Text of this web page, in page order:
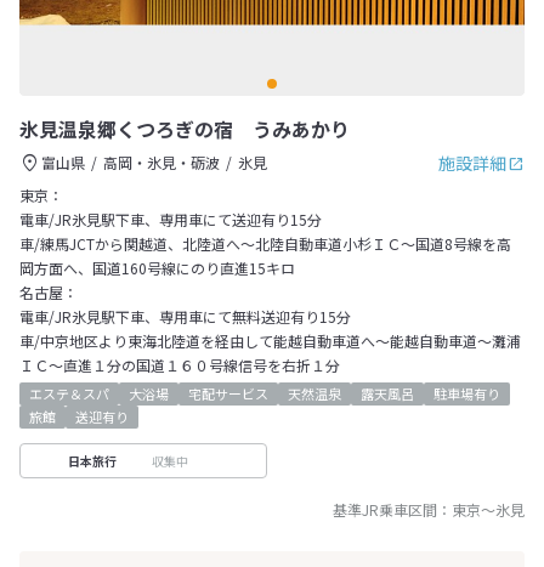
氷見温泉郷くつろぎの宿 うみあかり
施設詳細
富山県 高岡・氷見・砺波
氷見
東京：
電車/JR氷見駅下車、専用車にて送迎有り15分
車/練馬JCTから関越道、北陸道へ～北陸自動車道小杉ＩＣ～国道8号線を高
岡方面へ、国道160号線にのり直進15キロ
名古屋：
電車/JR氷見駅下車、専用車にて無料送迎有り15分
車/中京地区より東海北陸道を経由して能越自動車道へ～能越自動車道～灘浦
ＩＣ～直進１分の国道１６０号線信号を右折１分
エステ＆スパ 大浴場 宅配サービス 天然温泉 露天風呂
駐車場有り
旅館
送迎有り
日本旅行 収集中
基準JR乗車区間： 東京～氷見